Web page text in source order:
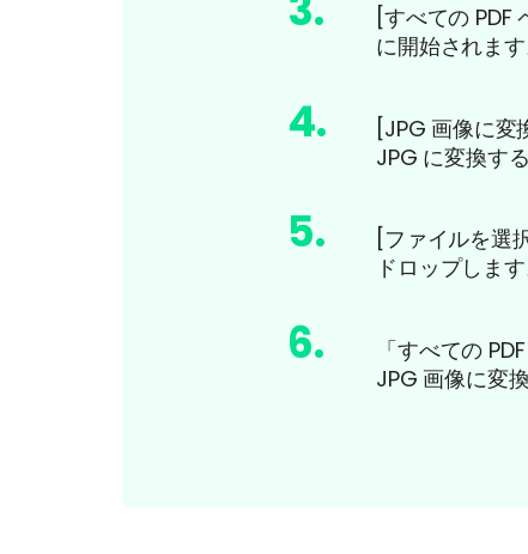
[すべての PDF
に開始されます
4.
[JPG 画像に変
JPG に変換す
5.
[ファイルを選
ドロップします
6.
「すべての
JPG 画像に変